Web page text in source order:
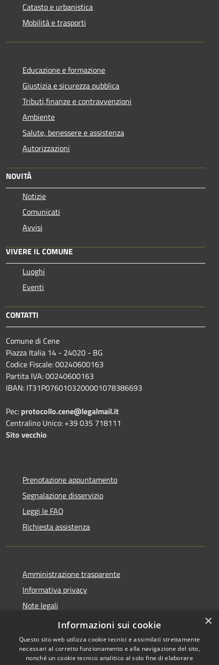
Catasto e urbanistica
Mobilità e trasporti
Educazione e formazione
Giustizia e sicurezza pubblica
Tributi,finanze e contravvenzioni
Ambiente
Salute, benessere e assistenza
Autorizzazioni
NOVITÀ
Notizie
Comunicati
Avvisi
VIVERE IL COMUNE
Luoghi
Eventi
CONTATTI
Comune di Cene
Piazza Italia 14 - 24020 - BG
Codice Fiscale: 00240600163
Partita IVA: 00240600163
IBAN: IT31P0760103200001078386693
Pec: protocollo.cene@legalmail.it
Centralino Unico: +39 035 718111
Sito vecchio
Prenotazione appuntamento
Segnalazione disservizio
Leggi le FAQ
Richiesta assistenza
Amministrazione trasparente
Informativa privacy
Note legali
Dichiarazione di accessibilità
×
Informazioni sui cookie
Questo sito web utilizza cookie tecnici e assimilati strettamente
necessari al corretto funzionamento e alla navigazione del sito,
nonché un cookie tecnico analitico al solo fine di elaborare